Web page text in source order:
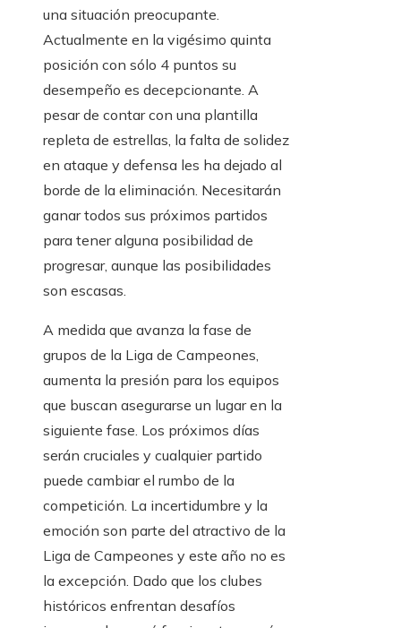
una situación preocupante.
Actualmente en la vigésimo quinta
posición con sólo 4 puntos su
desempeño es decepcionante. A
pesar de contar con una plantilla
repleta de estrellas, la falta de solidez
en ataque y defensa les ha dejado al
borde de la eliminación. Necesitarán
ganar todos sus próximos partidos
para tener alguna posibilidad de
progresar, aunque las posibilidades
son escasas.
A medida que avanza la fase de
grupos de la Liga de Campeones,
aumenta la presión para los equipos
que buscan asegurarse un lugar en la
siguiente fase. Los próximos días
serán cruciales y cualquier partido
puede cambiar el rumbo de la
competición. La incertidumbre y la
emoción son parte del atractivo de la
Liga de Campeones y este año no es
la excepción. Dado que los clubes
históricos enfrentan desafíos